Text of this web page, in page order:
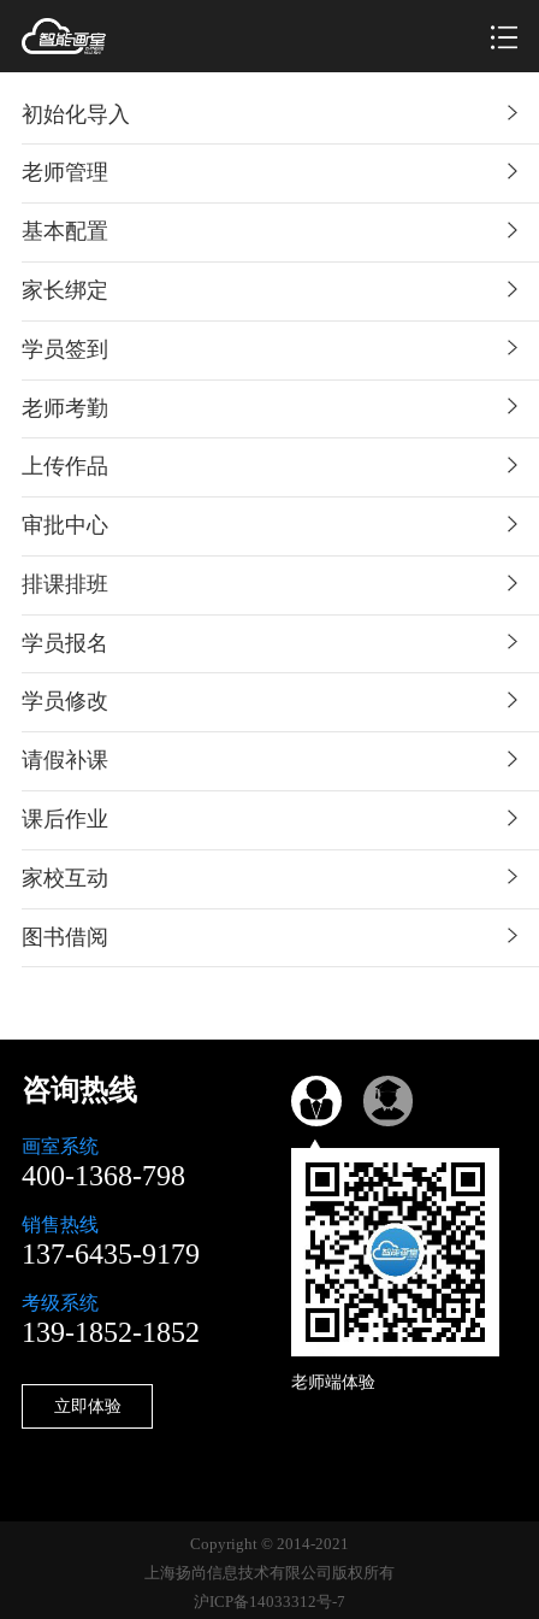
初始化导入
老师管理
基本配置
家长绑定
学员签到
老师考勤
上传作品
审批中心
排课排班
学员报名
学员修改
请假补课
课后作业
家校互动
图书借阅
咨询热线
画室系统
400-1368-798
销售热线
137-6435-9179
考级系统
139-1852-1852
立即体验
老师端体验
Copyright © 2014-2021
上海扬尚信息技术有限公司版权所有
沪ICP备14033312号-7